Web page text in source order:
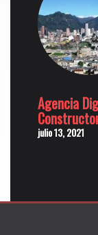
Agencia
julio 13, 2021